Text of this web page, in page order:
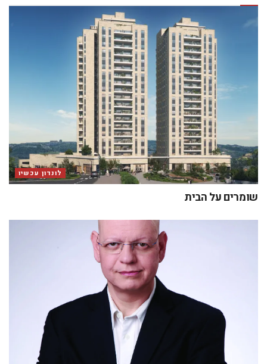
לונדון עכשיו
שומרים על הבית